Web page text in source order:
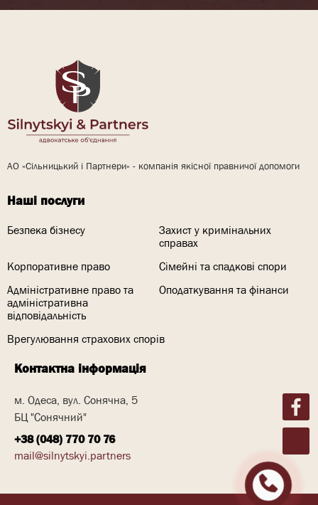
АО «Сільницький і Партнери» - компанія якісної правничої допомоги
Контактна інформація
м. Одеса, вул. Сонячна, 5
БЦ "Сонячний"
+38 (048) 770 70 76
mail@silnytskyi.partners
Наші послуги
Безпека бізнесу
Захист у кримінальних
справах
Корпоративне право
Сімейні та спадкові спори
Адміністративне право та
адміністративна
відповідальність
Оподаткування та фінанси
Врегулювання страхових спорів